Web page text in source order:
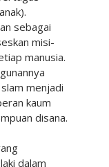
sebagai
misi-
manusia.
menjadi
kaum
disana.
dalam